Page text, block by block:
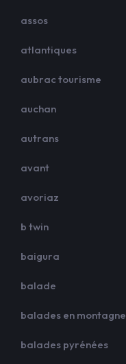
assos
atlantiques
aubrac tourisme
auchan
autrans
avant
avoriaz
b twin
baigura
balade
balades en montagne
balades pyrénées